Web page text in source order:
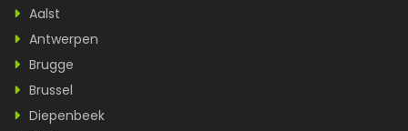
Aalst
Antwerpen
Brugge
Brussel
Diepenbeek